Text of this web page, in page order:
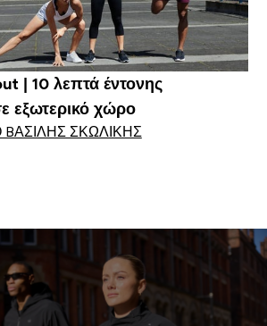
| 10 λεπτά έντονης
εξωτερικό χώρο
ΣΚΩΛΊΚΗΣ